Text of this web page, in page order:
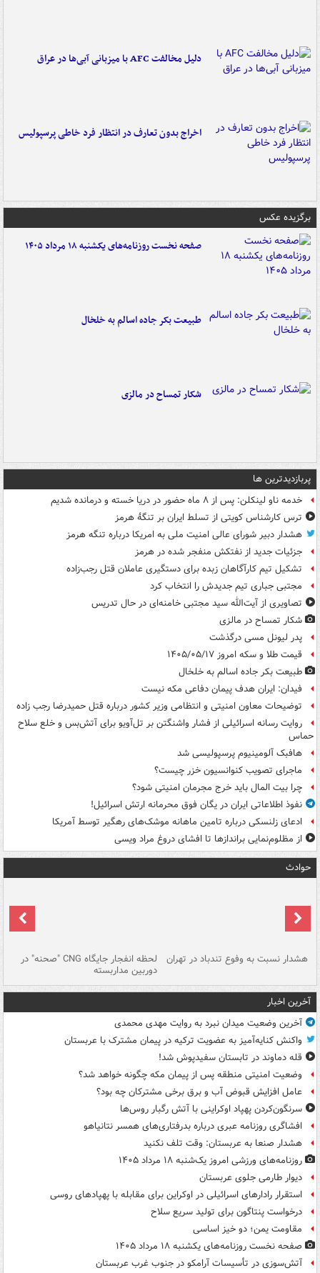
دلیل مخالفت AFC با میزبانی آبی‌ها در عراق
اخراج بدون تعارف در انتظار فرد خاطی پرسپولیس
برگزیده عکس
صفحه نخست روزنامه‌های یکشنبه ۱۸ مرداد ۱۴۰۵
طبیعت بکر جاده اسالم به خلخال
شکار تمساح در مالزی
پربازدیدترین ها
خدمه ناو لینکلن: پس از ۸ ماه حضور در دریا خسته و درمانده‌ شدیم
ترس کارشناس کویتی از تسلط ایران بر تنگۀ هرمز
هشدار دبیر شورای عالی امنیت ملی به امریکا درباره تنگه هرمز
جزئیات جدید از نفتکش منفجر شده در هرمز
تشکیل تیم کارآگاهان زبده برای دستگیری عاملان قتل رجب‌زاده
مجتبی جباری تیم جدیدش را انتخاب کرد
تصاویری از آیت‌الله سید مجتبی خامنه‌ای در حال تدریس
شکار تمساح در مالزی
پدر لیونل مسی درگذشت
قیمت طلا و سکه امروز ۱۴۰۵/۰۵/۱۷
طبیعت بکر جاده اسالم به خلخال
فیدان: ایران هدف پیمان دفاعی مکه نیست
توضیحات معاون امنیتی و انتظامی وزیر کشور درباره قتل حمیدرضا رجب زاده
روایت رسانه اسرائیلی از فشار واشنگتن بر تل‌آویو برای آتش‌بس و خلع سلاح
حماس
هافبک آلومینیوم پرسپولیسی شد
ماجرای تصویب کنوانسیون خزر چیست؟
چرا بیت المال باید خرج مجرمان امنیتی شود؟
نفوذ اطلاعاتی ایران در یگان فوق محرمانه ارتش اسرائیل!
ادعای زلنسکی درباره تامین ماهانه موشک‌های رهگیر توسط آمریکا
از مظلوم‌نمایی براندازها تا افشای دروغ مراد ویسی
حوادث
هشدار نسبت به وفوع تندباد در تهران لحظه انفجار جایگاه CNG "صحنه" در
دوربین مداربسته
آخرین اخبار
آخرین وضعیت میدان نبرد به روایت مهدی محمدی
واکنش کنایه‌آمیز به عضویت ترکیه در پیمان مشترک با عربستان
قله دماوند در تابستان سفیدپوش شد!
وضعیت امنیتی منطقه پس از پیمان مکه چگونه خواهد شد؟
عامل افزایش قبوض آب و برق برخی مشترکان چه بود؟
سرنگون‌کردن پهپاد اوکراینی با آتش رگبار روس‌ها
افشاگری روزنامه عبری درباره بدرفتاری‌های همسر نتانیاهو
هشدار صنعا به عربستان: وقت تلف نکنید
روزنامه‌های ورزشی امروز یک‌شنبه ۱۸ مرداد ۱۴۰۵
دیوار طارمی جلوی عربستان
استقرار رادارهای اسرائیلی در اوکراین برای مقابله با پهپادهای روسی
درخواست پنتاگون برای تولید سریع سلاح
مقاومت یمن؛ دو خیز اساسی
صفحه نخست روزنامه‌های یکشنبه ۱۸ مرداد ۱۴۰۵
آتش‌سوزی در تأسیسات آرامکو در جنوب غرب عربستان